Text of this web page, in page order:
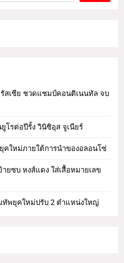
สเซีย ชวดแชมป์คอนติเนนทัล จบ
โรต่อปีรั้ง วินิซิอุส จูเนียร์
คใหม่ภายใต้การนำของอลอนโซ่
ยซบ หงส์แดง ใส่เสื้อหมายเลข
ทัพยุคใหม่ปรับ 2 ตำแหน่งใหญ่